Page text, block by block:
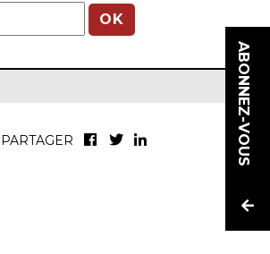
OK
ABONNEZ-VOUS
PARTAGER